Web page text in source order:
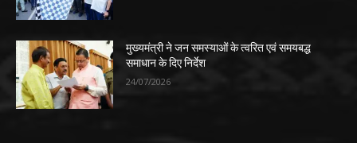
मुख्यमंत्री ने जन समस्याओं के त्वरित एवं समयबद्ध
समाधान के दिए निर्देश
24/07/2026